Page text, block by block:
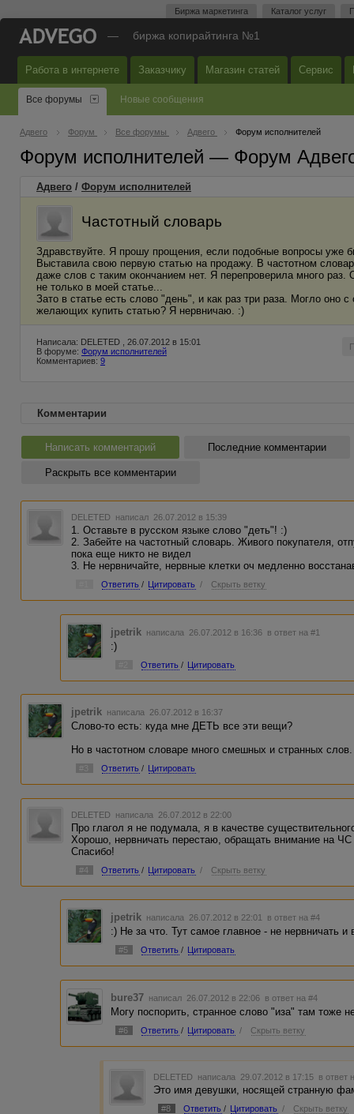
Биржа маркетинга Каталог услуг
— биржа копирайтинга №1
Работа в интернете Заказчику Магазин статей Сервис
Все форумы Новые сообщения
Адвего Форум Все форумы Адвего Форум исполнителей
Форум исполнителей — Форум
Адвего / Форум исполнителей
Частотный словарь
Здравствуйте. Я прошу прощения, если подобные вопросы уже
Выставила свою первую статью на продажу. В частотном
даже слов с таким окончанием нет. Я перепроверила много раз.
не только в моей статье...
Зато в статье есть слово "день", и как раз три раза. Могло оно
желающих купить статью? Я нервничаю. :)
Написала: DELETED , 26.07.2012 в 15:01
В форуме: Форум исполнителей
Комментариев: 9
Комментарии
Написать комментарий Последние комментарии
Раскрыть все комментарии
DELETED написал 26.07.2012 в 15:39
1. Оставьте в русском языке слово "деть"! :)
2. Забейте на частотный словарь. Живого покупателя,
пока еще никто не видел
3. Не нервничайте, нервные клетки оч медленно
Ответить / Цитировать / Скрыть ветку
jpetrik написала 26.07.2012 в 16:36 в ответ на #1
:)
Ответить / Цитировать
jpetrik написала 26.07.2012 в 16:37
Слово-то есть: куда мне ДЕТЬ все эти вещи?
Но в частотном словаре много смешных и странных
#3 Ответить / Цитировать
DELETED написала 26.07.2012 в 22:00
Про глагол я не подумала, я в качестве
Хорошо, нервничать перестаю, обращать внимание на
Спасибо!
#4 Ответить / Цитировать / Скрыть ветку
jpetrik написала 26.07.2012 в 22:01 в ответ на #4
:) Не за что. Тут самое главное - не нервничать и
#5 Ответить / Цитировать
bure37 написал 26.07.2012 в 22:06 в ответ на #4
Могу поспорить, странное слово "иза" там тоже
#6 Ответить / Цитировать / Скрыть ветку
DELETED написала 29.07.2012 в 17:15 в ответ
Это имя девушки, носящей странную
#8 Ответить / Цитировать / Скрыть ветку